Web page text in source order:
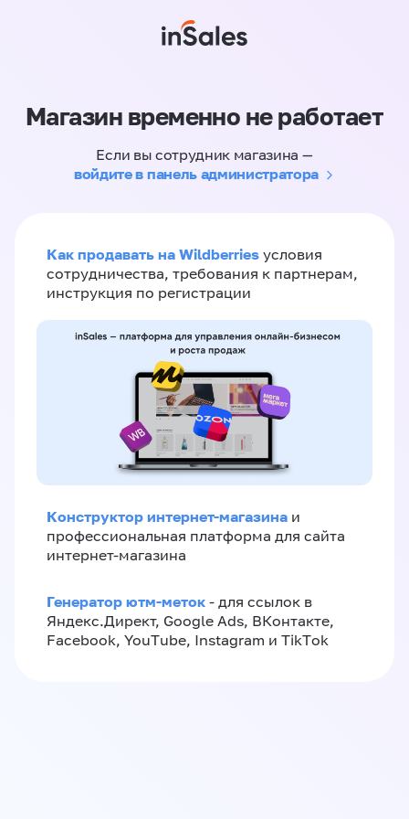
Магазин временно не работает
Если вы сотрудник магазина —
войдите в панель администратора
Как продавать на Wildberries условия
сотрудничества, требования к партнерам,
инструкция по регистрации
Конструктор интернет-магазина и
профессиональная платформа для сайта
интернет-магазина
Генератор ютм-меток - для ссылок в
Яндекс.Директ, Google Ads, ВКонтакте,
Facebook, YouTube, Instagram и TikTok